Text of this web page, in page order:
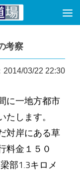
考察
2014/03/22 22:30
に一地方都市
します。
対岸にある草
料金１５０
部1.3キロメ